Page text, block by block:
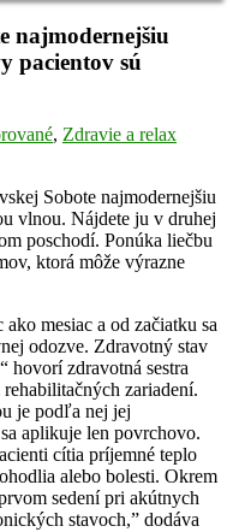
najmodernejšiu
pacientov sú
, Zdravie a relax
Sobote najmodernejšiu
vlnou. Nájdete ju v druhej
poschodí. Ponúka liečbu
ktorá môže výrazne
mesiac a od začiatku sa
odozve. Zdravotný stav
hovorí zdravotná sestra
zariadení.
je podľa nej jej
aplikuje len povrchovo.
cítia príjemné teplo
alebo bolesti. Okrem
sedení pri akútnych
stavoch,” dodáva